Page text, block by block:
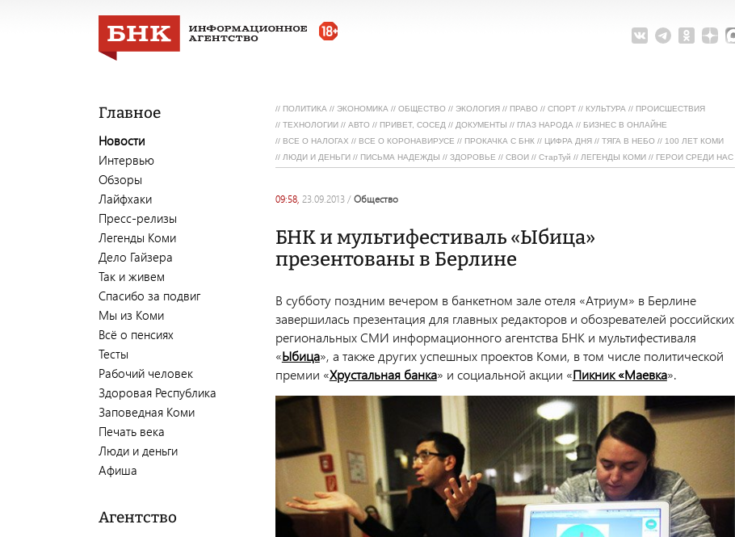
Главное
Новости
Интервью
Обзоры
Лайфхаки
Пресс-релизы
Легенды Коми
Дело Гайзера
Так и живем
Спасибо за подвиг
Мы из Коми
Всё о пенсиях
Тесты
Рабочий человек
Здоровая Республика
Заповедная Коми
Печать века
Люди и деньги
Афиша
Агентство
// ПОЛИТИКА // ЭКОНОМИКА // ОБЩЕСТВО // ЭКОЛОГИЯ // ПРАВО // СПОРТ // КУЛЬТУРА // ПРОИСШЕСТВИЯ
// ТЕХНОЛОГИИ // АВТО // ПРИВЕТ, СОСЕД // ДОКУМЕНТЫ // ГЛАЗ НАРОДА // БИЗНЕС В ОНЛАЙНЕ
// ВСЕ О НАЛОГАХ // ВСЕ О КОРОНАВИРУСЕ // ПРОКАЧКА С БНК // ЦИФРА ДНЯ // ТЯГА В НЕБО // 100 ЛЕТ КОМИ
// ЛЮДИ И ДЕНЬГИ // ПИСЬМА НАДЕЖДЫ // ЗДОРОВЬЕ // СВОИ // СтарТуй // ЛЕГЕНДЫ КОМИ // ГЕРОИ СРЕДИ НАС
09:58, 23.09.2013 / общество
БНК и мультифестиваль «Ыбица»
презентованы в Берлине
В субботу поздним вечером в банкетном зале отеля «Атриум» в Берлине
завершилась презентация для главных редакторов и обозревателей российских
региональных СМИ информационного агентства БНК и мультифестиваля
«Ыбица», а также других успешных проектов Коми, в том числе политической
премии «Хрустальная банка» и социальной акции «Пикник «Маевка».